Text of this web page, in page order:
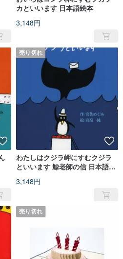
カといいます 日本語絵本
3,148円
売り切れ
わたしはクジラ岬にすむクジラ
といいます 鯨老師の信 日本語絵
3,148円
売り切れ